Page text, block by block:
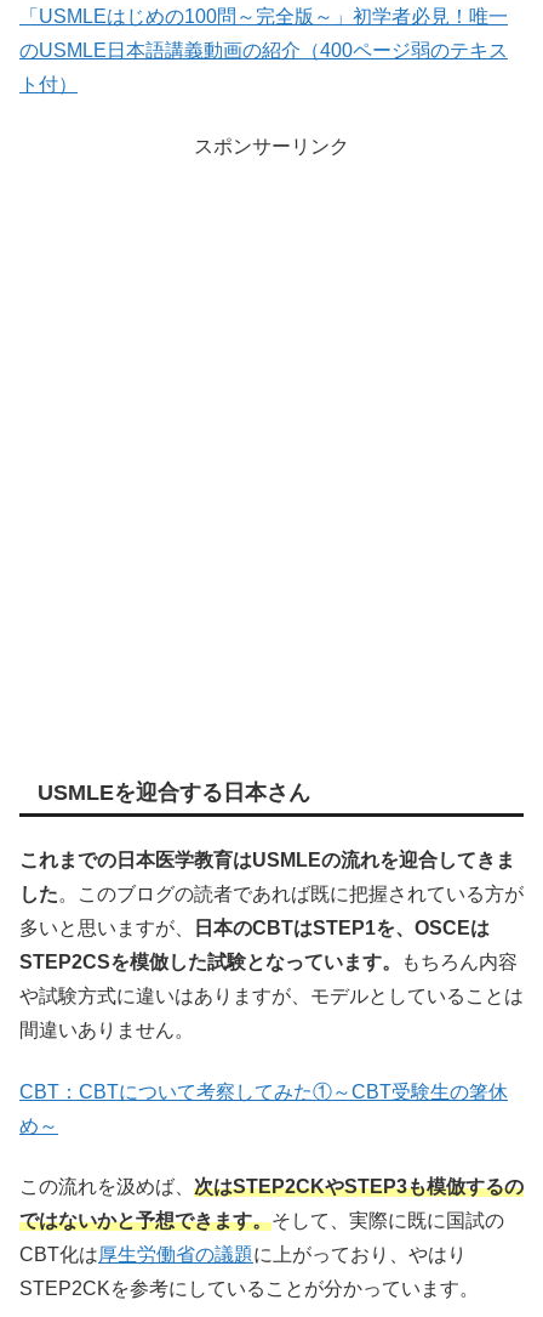
「USMLEはじめの100問～完全版～」初学者必見！唯一
のUSMLE日本語講義動画の紹介（400ページ弱のテキス
ト付）
スポンサーリンク
USMLEを迎合する日本さん
これまでの日本医学教育はUSMLEの流れを迎合してきま
した。このブログの読者であれば既に把握されている方が
多いと思いますが、
日本のCBTはSTEP1を、OSCEは
STEP2CSを模倣した試験となっています。
もちろん内容
や試験方式に違いはありますが、モデルとしていることは
間違いありません。
CBT：CBTについて考察してみた①～CBT受験生の箸休
め～
この流れを汲めば、 次はSTEP2CKやSTEP3も模倣するの
ではないかと予想できます。そして、実際に既に国試の
CBT化は厚生労働省の議題に上がっており、やはり
STEP2CKを参考にしていることが分かっています。